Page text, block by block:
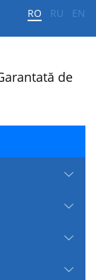
RO RU EN
de